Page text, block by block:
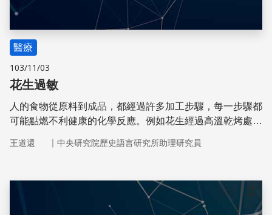
醫療
103/11/03
花生過敏
人的食物從原料到成品，都經過許多加工步驟，每一步驟都
可能點燃不利健康的化學反應。例如花生經過高溫乾烤處
免疫系統。
王道還 ｜ 中央研究院歷史語言研究所助理研究員
儲存